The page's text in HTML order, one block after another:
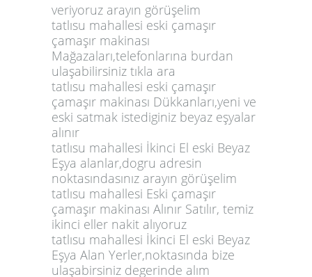
veriyoruz arayın görüşelim
tatlısu mahallesi eski çamaşır
çamaşır makinası
Mağazaları,telefonlarına burdan
ulaşabilirsiniz tıkla ara
tatlısu mahallesi eski çamaşır
çamaşır makinası Dükkanları,yeni ve
eski satmak istediginiz beyaz eşyalar
alınır
tatlısu mahallesi İkinci El eski Beyaz
Eşya alanlar,dogru adresin
noktasındasınız arayın görüşelim
tatlısu mahallesi Eski çamaşır
çamaşır makinası Alınır Satılır, temiz
ikinci eller nakit alıyoruz
tatlısu mahallesi İkinci El eski Beyaz
Eşya Alan Yerler,noktasında bize
ulaşabirsiniz degerinde alım